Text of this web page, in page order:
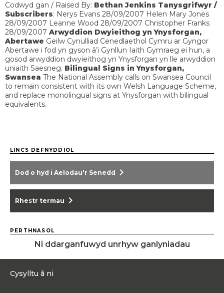
Codwyd gan / Raised By: Bethan Jenkins Tanysgrifwyr /
Subscribers: Nerys Evans 28/09/2007 Helen Mary Jones
28/09/2007 Leanne Wood 28/09/2007 Christopher Franks
28/09/2007 Arwyddion Dwyieithog yn Ynysforgan,
Abertawe Geilw Cynulliad Cenedlaethol Cymru ar Gyngor
Abertawe i fod yn gyson â’i Gynllun Iaith Gymraeg ei hun, a
gosod arwyddion dwyieithog yn Ynysforgan yn lle arwyddion
uniaith Saesneg. Bilingual Signs in Ynysforgan,
Swansea The National Assembly calls on Swansea Council
to remain consistent with its own Welsh Language Scheme,
and replace monolingual signs at Ynysforgan with bilingual
equivalents.
LINCS DEFNYDDIOL
Dod o hyd i Aelodau'r Senedd chevron_right
Rhestr termau chevron_right
PERTHNASOL
Ni ddarganfuwyd unrhyw ganlyniadau
Cysylltu â ni